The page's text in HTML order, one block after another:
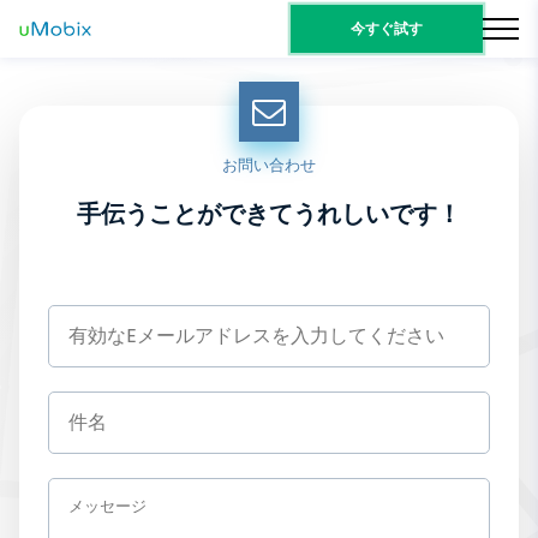
今すぐ試す
お問い合わせ
手伝うことができてうれしいです！